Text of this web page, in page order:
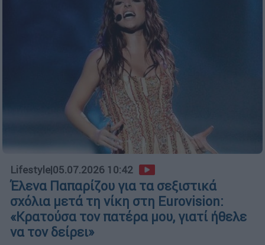
Lifestyle|05.07.2026 10:42
Έλενα Παπαρίζου για τα σεξιστικά
σχόλια μετά τη νίκη στη Eurovision:
«Κρατούσα τον πατέρα μου, γιατί ήθελε
να τον δείρει»